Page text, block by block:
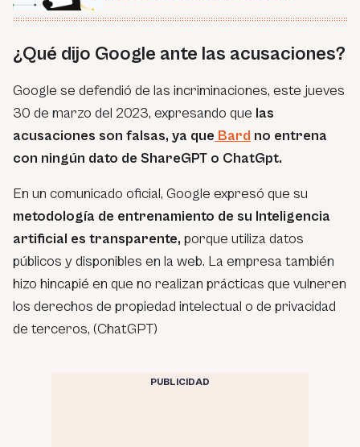
¿Qué dijo Google ante las acusaciones?
Google se defendió de las incriminaciones, este jueves
30 de marzo del 2023, expresando que las
acusaciones son falsas, ya que Bard no entrena
con ningún dato de ShareGPT o ChatGpt.
En un comunicado oficial, Google expresó que su
metodología de entrenamiento de su Inteligencia
artificial es transparente, porque utiliza datos
públicos y disponibles en la web. La empresa también
hizo hincapié en que no realizan prácticas que vulneren
los derechos de propiedad intelectual o de privacidad
de terceros, (ChatGPT)
PUBLICIDAD